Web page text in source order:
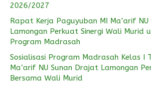
2026/2027
Rapat Kerja Paguyuban MI Ma’arif
Lamongan Perkuat Sinergi Wali Murid
Program Madrasah
Sosialisasi Program Madrasah Kelas I
Ma’arif NU Sunan Drajat Lamongan
Bersama Wali Murid